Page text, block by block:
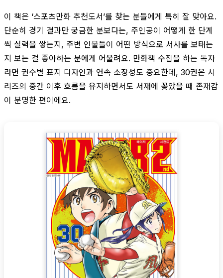
이 책은 ‘스포츠만화 추천도서’를 찾는 분들에게 특히 잘 맞아요.
단순히 경기 결과만 궁금한 분보다는, 주인공이 어떻게 한 단계
씩 실력을 쌓는지, 주변 인물들이 어떤 방식으로 서사를 보태는
지 보는 걸 좋아하는 분에게 어울려요. 만화책 수집을 하는 독자
라면 권수별 표지 디자인과 연속 소장성도 중요한데, 30권은 시
리즈의 중간 이후 흐름을 유지하면서도 서재에 꽂았을 때 존재감
이 분명한 편이에요.